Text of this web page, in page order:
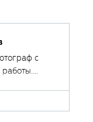
с
автор